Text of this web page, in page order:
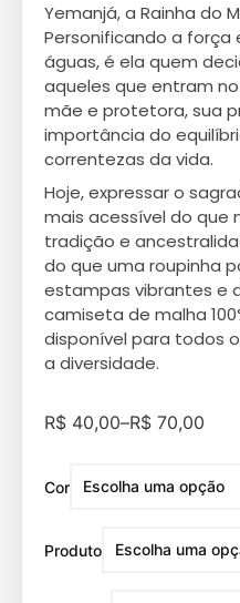
Yemanjá, a Rainha do
Personificando a força
águas, é ela quem
aqueles que entram
mãe e protetora, sua
importância do
correntezas da vida.
Hoje, expressar o
mais acessível do que
tradição e
do que uma roupinha
estampas vibrantes e
camiseta de malha
disponível para todos
a diversidade.
R$ 40,00–R$ 70,00
Cor
Produto